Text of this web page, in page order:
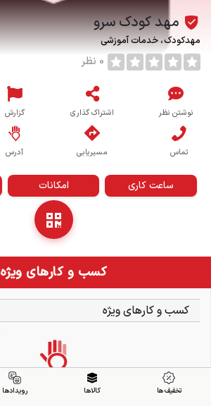
مهد کودک سرو
مهدکودک خدمات آموزشی
0 نظر
نوشتن نظر اشتراک گذاری گزارش
تماس مسیریابی آدرس
ساعت کاری امکانات
کسب و کارهای ویژه
کسب و کارهای ویژه
تخفیف ها کالاها رویدادها